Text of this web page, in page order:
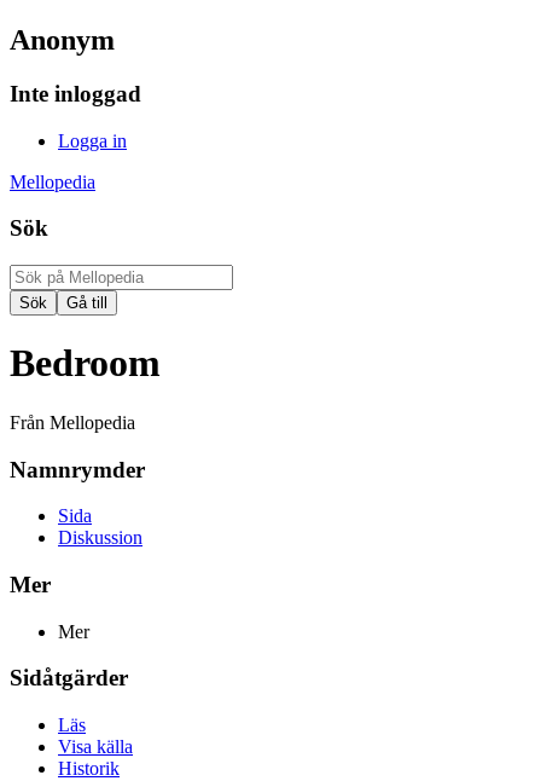
Anonym
Inte inloggad
Logga in
Mellopedia
Sök
Bedroom
Från Mellopedia
Namnrymder
Sida
Diskussion
Mer
Mer
Sidåtgärder
Läs
Visa källa
Historik